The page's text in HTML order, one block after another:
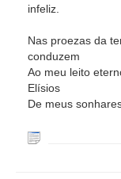
infeliz.
Nas proezas da
conduzem
Ao meu leito
Elísios
De meus